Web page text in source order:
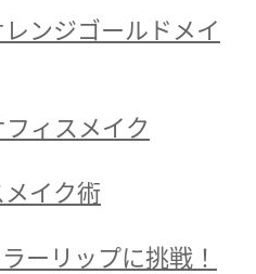
ンジゴールドメイ
ィスメイク
イク術
ーリップに挑戦！